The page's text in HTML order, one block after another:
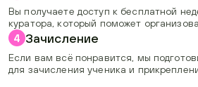
Вы получаете доступ к бесплатной
куратора, который поможет
4 Зачисление
Если вам всё понравится, мы
для зачисления ученика и